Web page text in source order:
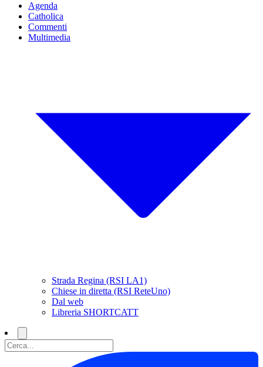
Agenda
Catholica
Commenti
Multimedia
Strada Regina (RSI LA1)
Chiese in diretta (RSI ReteUno)
Dal web
Libreria SHORTCATT